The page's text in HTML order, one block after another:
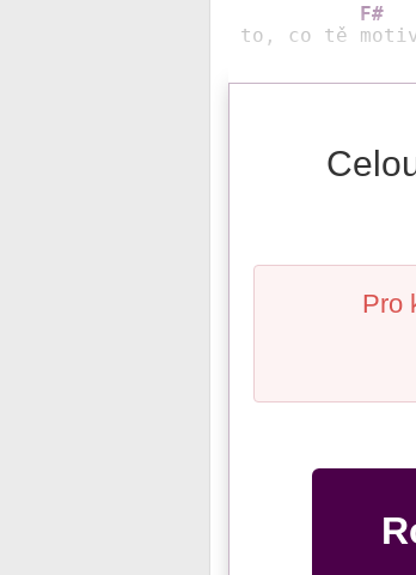
to, co tě
F#
Pro